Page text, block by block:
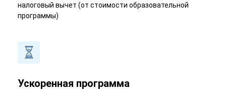
налоговый вычет (от стоимости образовательной
программы)
Ускоренная программа